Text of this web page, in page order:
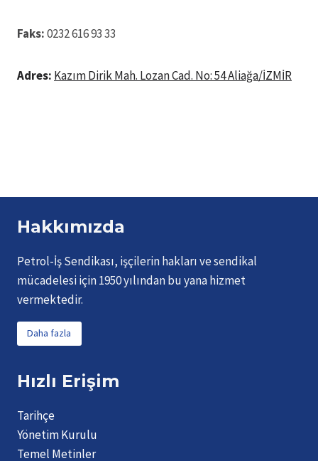
Faks:0232 616 93 33
Adres: Kazım Dirik Mah. Lozan Cad. No: 54 Aliağa/İZMİR
Hakkımızda
Petrol-İş Sendikası, işçilerin hakları ve sendikal
mücadelesi için 1950 yılından bu yana hizmet
vermektedir.
Daha fazla
Hızlı Erişim
Tarihçe
Yönetim Kurulu
Temel Metinler